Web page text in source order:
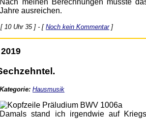
Jahre ausreichen.
[ 10 Uhr 35 ] - [Noch kein Kommentar]
Kategorie: Hausmusik
Damals stand ich irgendwie auf